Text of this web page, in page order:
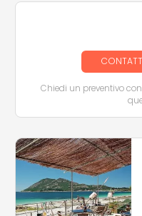
Chiedi un preventivo